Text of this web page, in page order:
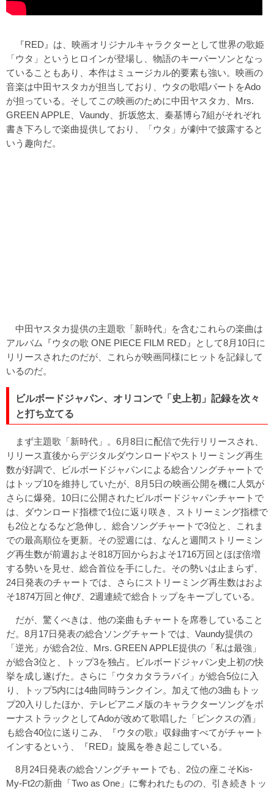
『RED』は、映画オリジナルキャラクターとして世界の歌姫
「ウタ」というヒロインが登場し、物語のキーパーソンとなっ
ていることもあり、本作はミュージカル的要素も強い。映画の
音楽は中田ヤスタカが担当しており、ウタの歌唱パートをAdo
が担っている。そしてこの映画のために中田ヤスタカ、Mrs.
GREEN APPLE、Vaundy、折坂悠太、秦基博ら7組がそれぞれ
書き下ろしで楽曲提供しており、「ウタ」が劇中で披露すると
いう趣向だ。
中田ヤスタカ提供の主題歌「新時代」を含むこれらの楽曲は
アルバム『ウタの歌 ONE PIECE FILM RED』として8月10日に
リリースされたのだが、これらが映画同様にヒットを記録して
いるのだ。
ビルボードジャパン、オリコンで「史上初」記録を次々
と打ち立てる
まず主題歌「新時代」。6月8日に配信で先行リリースされ、
リリース直後からデジタルダウンロードやストリーミング再生
数が好調で、ビルボードジャパンによる総合ソングチャートで
はトップ10を維持していたが、8月5日の映画公開を機に人気が
さらに爆発。10日に公開されたビルボードジャパンチャートで
は、ダウンロード指標で1位に返り咲き、ストリーミング指標で
も2位となるなど急伸し、総合ソングチャートで3位と、これま
での最高順位を更新。その翌週には、なんと週間ストリーミン
グ再生数が前週およそ818万回からおよそ1716万回とほぼ倍増
する勢いを見せ、総合首位を手にした。その勢いは止まらず、
24日発表のチャートでは、さらにストリーミング再生数はおよ
そ1874万回と伸び、2週連続で総合トップをキープしている。
だが、驚くべきは、他の楽曲もチャートを席巻していること
だ。8月17日発表の総合ソングチャートでは、Vaundy提供の
「逆光」が総合2位、Mrs. GREEN APPLE提供の「私は最強」
が総合3位と、トップ3を独占。ビルボードジャパン史上初の快
挙を成し遂げた。さらに「ウタカタララバイ」が総合5位に入
り、トップ5内には4曲同時ランクイン。加えて他の3曲もトッ
プ20入りしたほか、テレビアニメ版のキャラクターソングをボ
ーナストラックとしてAdoが改めて歌唱した「ビンクスの酒」
も総合40位に送りこみ、『ウタの歌』収録曲すべてがチャート
インするという、『RED』旋風を巻き起こしている。
8月24日発表の総合ソングチャートでも、2位の座こそKis-
My-Ft2の新曲「Two as One」に奪われたものの、引き続きトッ